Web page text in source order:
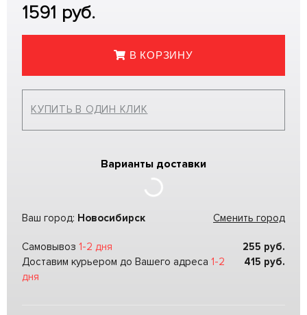
1591 руб.
В КОРЗИНУ
КУПИТЬ В ОДИН КЛИК
Варианты доставки
Ваш город: Новосибирск Сменить город
Самовывоз 1-2 дня 255 руб.
Доставим курьером до Вашего адреса 1-2
дня
415 руб.